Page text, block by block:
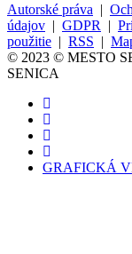
Autorské práva |
údajov | GDPR |
použitie | RSS |
© 2023 © MESTO
SENICA
GRAFICKÁ